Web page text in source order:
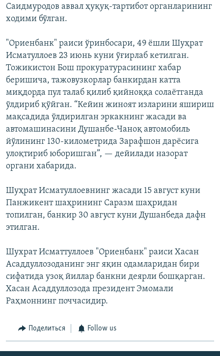
Саидмуродов аввал ҳуқуқ-тартибот органларининг
ходими бўлган.
"Ориенбанк" раиси ўринбосари, 49 ёшли Шуҳрат
Исматуллоев 23 июнь куни ўғирлаб кетилган.
Тожикистон Бош прокуратурасининг хабар
беришича, тажовузкорлар банкирдан катта
миқдорда пул талаб қилиб қийноққа солаётганда
ўлдириб қўйган. “Кейин жиноят изларини яшириш
мақсадида ўлдирилган эркакнинг жасади ва
автомашинасини Душанбе-Чаноқ автомобиль
йўлининг 130-километрида Зарафшон дарёсига
улоқтириб юборишган”, — дейилади назорат
органи хабарида.
Шуҳрат Исматуллоевнинг жасади 15 август куни
Панжикент шаҳрининг Саразм шаҳридан
топилган, банкир 30 август куни Душанбеда дафн
этилган.
Шухрат Исматтуллоев "Ориенбанк" раиси Хасан
Асаддуллозоданинг энг яқин одамларидан бири
сифатида узоқ йиллар банкни деярли бошқарган.
Хасан Асаддуллозода президент Эмомали
Раҳмоннинг поччасидир.
Поделиться Follow us